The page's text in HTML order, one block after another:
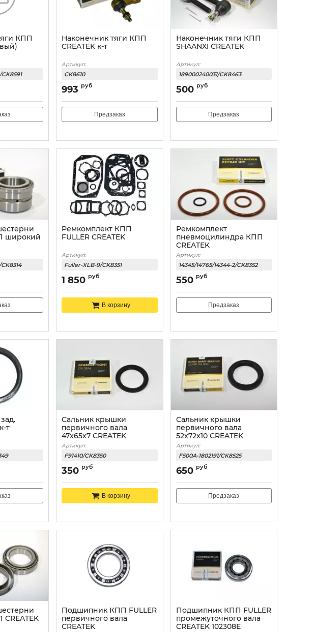
КПП
Наконечник тяги КПП
CREATEK к-т
Артикул:
CK8610
993 руб
Предзаказ
Наконечник тяги КПП
SHAANXI CREATEK
Артикул:
189000240031/CK8463
500 руб
Предзаказ
широкий
Ремкомплект КПП
FULLER CREATEK
Артикул:
Fuller-XLB-9/CK8351
1 850 руб
В корзину
Ремкомплект
пневмоцилиндра КПП
CREATEK
Артикул:
14345/14765/14344-2/CK8352
550 руб
Предзаказ
т
Сальник крышки
первичного вала
47x65x7 CREATEK
Артикул:
F91410/CK8350
350 руб
В корзину
Сальник крышки
первичного вала
52x72x10 CREATEK
Артикул:
F500A-1802191/CK8525
650 руб
Предзаказ
Подшипник КПП FULLER
первичного вала
CREATEK
Подшипник КПП FULLER
промежуточного вала
CREATEK 102308E